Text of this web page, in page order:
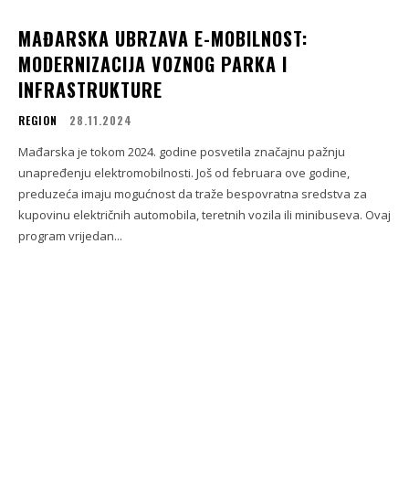
MAĐARSKA UBRZAVA E-MOBILNOST:
MODERNIZACIJA VOZNOG PARKA I
INFRASTRUKTURE
REGION 28.11.2024
Mađarska je tokom 2024. godine posvetila značajnu pažnju
unapređenju elektromobilnosti. Još od februara ove godine,
preduzeća imaju mogućnost da traže bespovratna sredstva za
kupovinu električnih automobila, teretnih vozila ili minibuseva. Ovaj
program vrijedan...